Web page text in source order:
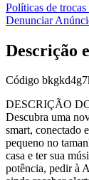
Políticas de
Denunciar
Descrição
Código
DESCRIÇÃO
Descubra uma
smart, conectado
pequeno no
casa e ter sua
potência, pedir à